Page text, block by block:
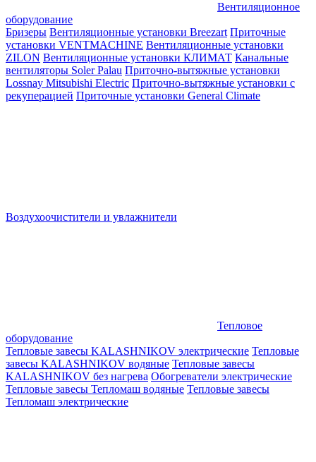
Вентиляционное
оборудование
Бризеры Вентиляционные установки Breezart Приточные
установки VENTMACHINE Вентиляционные установки
ZILON Вентиляционные установки КЛИМАТ Канальные
вентиляторы Soler Palau Приточно-вытяжные установки
Lossnay Mitsubishi Electric Приточно-вытяжные установки с
рекуперацией Приточные установки General Climate
Воздухоочистители и увлажнители
Тепловое
оборудование
Тепловые завесы KALASHNIKOV электрические Тепловые
завесы KALASHNIKOV водяные Тепловые завесы
KALASHNIKOV без нагрева Обогреватели электрические
Тепловые завесы Тепломаш водяные Тепловые завесы
Тепломаш электрические